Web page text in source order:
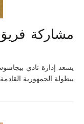
مشاركة
يسعد إدارة نادي
ببطولة الجمهورية